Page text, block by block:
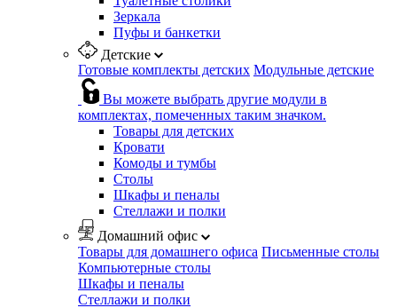
Зеркала
Пуфы и банкетки
Детские
Готовые комплекты детских Модульные детские
Вы можете выбрать другие модули в
комплектах, помеченных таким значком.
Товары для детских
Кровати
Комоды и тумбы
Столы
Шкафы и пеналы
Стеллажи и полки
Домашний офис
Товары для домашнего офиса Письменные столы
Компьютерные столы
Шкафы и пеналы
Стеллажи и полки